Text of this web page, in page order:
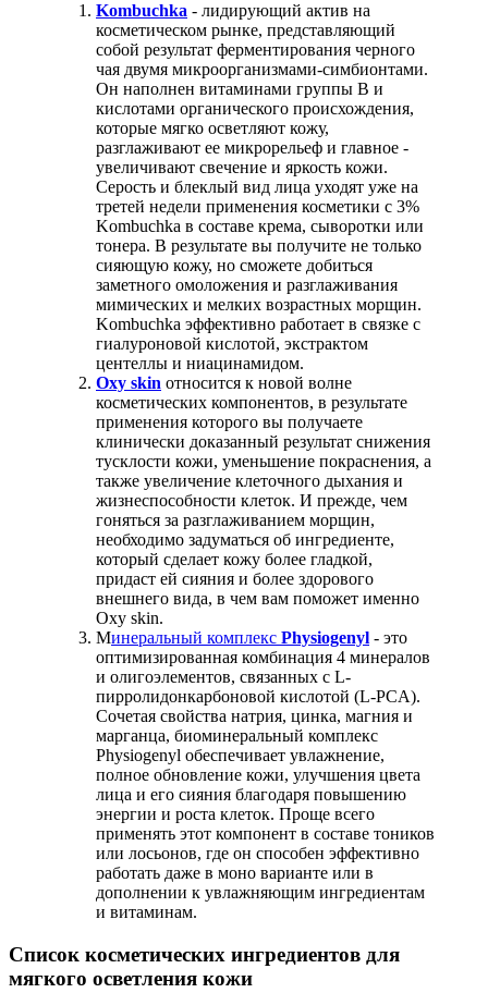
Kombuchka - лидирующий актив на
косметическом рынке, представляющий
собой результат ферментирования черного
чая двумя микроорганизмами-симбионтами.
Он наполнен витаминами группы В и
кислотами органического происхождения,
которые мягко осветляют кожу,
разглаживают ее микрорельеф и главное -
увеличивают свечение и яркость кожи.
Серость и блеклый вид лица уходят уже на
третей недели применения косметики с 3%
Kombuchka в составе крема, сыворотки или
тонера. В результате вы получите не только
сияющую кожу, но сможете добиться
заметного омоложения и разглаживания
мимических и мелких возрастных морщин.
Kombuchka эффективно работает в связке с
гиалуроновой кислотой, экстрактом
центеллы и ниацинамидом.
Oxy skin относится к новой волне
косметических компонентов, в результате
применения которого вы получаете
клинически доказанный результат снижения
тусклости кожи, уменьшение покраснения, а
также увеличение клеточного дыхания и
жизнеспособности клеток. И прежде, чем
гоняться за разглаживанием морщин,
необходимо задуматься об ингредиенте,
который сделает кожу более гладкой,
придаст ей сияния и более здорового
внешнего вида, в чем вам поможет именно
Oxy skin.
Минеральный комплекс Physiogenyl - это
оптимизированная комбинация 4 минералов
и олигоэлементов, связанных с L-
пирролидонкарбоновой кислотой (L-PCA).
Сочетая свойства натрия, цинка, магния и
марганца, биоминеральный комплекс
Physiogenyl обеспечивает увлажнение,
полное обновление кожи, улучшения цвета
лица и его сияния благодаря повышению
энергии и роста клеток. Проще всего
применять этот компонент в составе тоников
или лосьонов, где он способен эффективно
работать даже в моно варианте или в
дополнении к увлажняющим ингредиентам
и витаминам.
Список косметических ингредиентов для
мягкого осветления кожи